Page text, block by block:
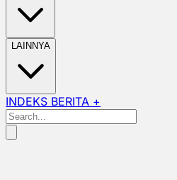
LAINNYA
INDEKS BERITA +